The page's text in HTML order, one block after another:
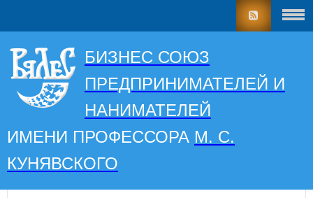
БИЗНЕС СОЮЗ
ПРЕДПРИНИМАТЕЛЕЙ И
НАНИМАТЕЛЕЙ
ИМЕНИ ПРОФЕССОРА М. С.
КУНЯВСКОГО